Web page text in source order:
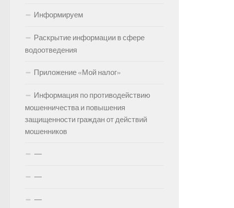
Информируем
Раскрытие информации в сфере
водоотведения
Приложение «Мой налог»
Информация по противодействию
мошенничества и повышения
защищенности граждан от действий
мошенников
—
—
—